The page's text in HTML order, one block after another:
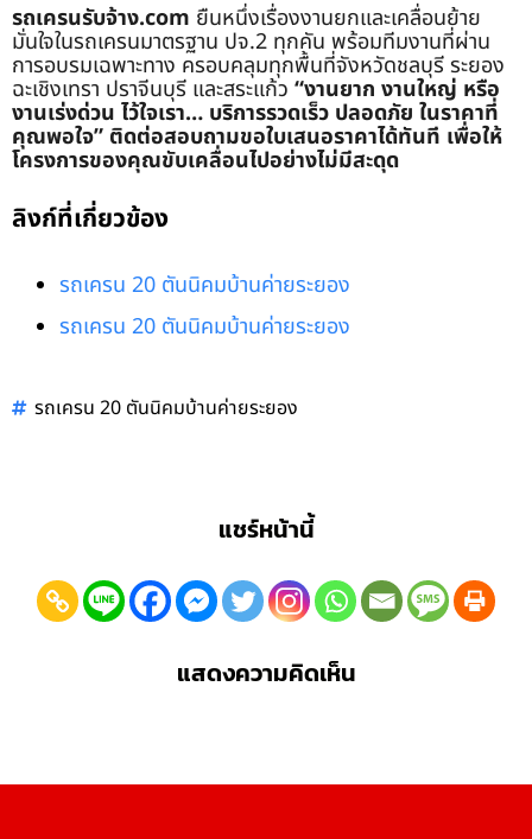
รถเครนรับจ้าง.com ยืนหนึ่งเรื่องงานยกและเคลื่อนย้าย
มั่นใจในรถเครนมาตรฐาน ปจ.2 ทุกคัน พร้อมทีมงานที่ผ่าน
การอบรมเฉพาะทาง ครอบคลุมทุกพื้นที่จังหวัดชลบุรี ระยอง
ฉะเชิงเทรา ปราจีนบุรี และสระแก้ว “งานยาก งานใหญ่ หรือ
งานเร่งด่วน ไว้ใจเรา… บริการรวดเร็ว ปลอดภัย ในราคาที่
คุณพอใจ” ติดต่อสอบถามขอใบเสนอราคาได้ทันที เพื่อให้
โครงการของคุณขับเคลื่อนไปอย่างไม่มีสะดุด
ลิงก์ที่เกี่ยวข้อง
รถเครน 20 ตันนิคมบ้านค่ายระยอง
รถเครน 20 ตันนิคมบ้านค่ายระยอง
รถเครน 20 ตันนิคมบ้านค่ายระยอง
แชร์หน้านี้
แสดงความคิดเห็น